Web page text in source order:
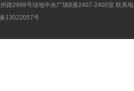
路2999号绿地中央广场B座2407-2408室 联系
13022057号